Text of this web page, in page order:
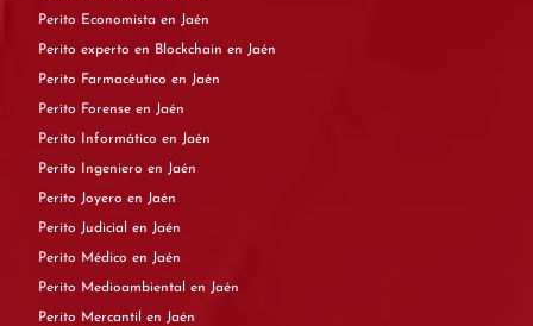
Perito Economista en Jaén
Perito experto en Blockchain en Jaén
Perito Farmacéutico en Jaén
Perito Forense en Jaén
Perito Informático en Jaén
Perito Ingeniero en Jaén
Perito Joyero en Jaén
Perito Judicial en Jaén
Perito Médico en Jaén
Perito Medioambiental en Jaén
Perito Mercantil en Jaén